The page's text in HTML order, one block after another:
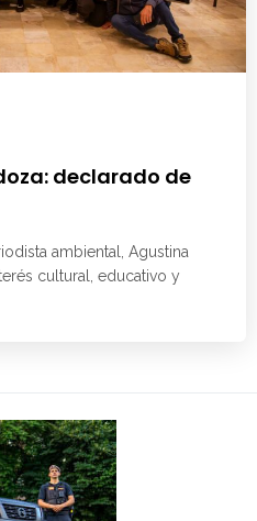
declarado de
ambiental, Agustina
cultural, educativo y